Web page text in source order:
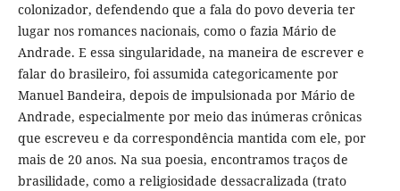
colonizador, defendendo que a fala do povo deveria ter
lugar nos romances nacionais, como o fazia Mário de
Andrade. E essa singularidade, na maneira de escrever e
falar do brasileiro, foi assumida categoricamente por
Manuel Bandeira, depois de impulsionada por Mário de
Andrade, especialmente por meio das inúmeras crônicas
que escreveu e da correspondência mantida com ele, por
mais de 20 anos. Na sua poesia, encontramos traços de
brasilidade, como a religiosidade dessacralizada (trato